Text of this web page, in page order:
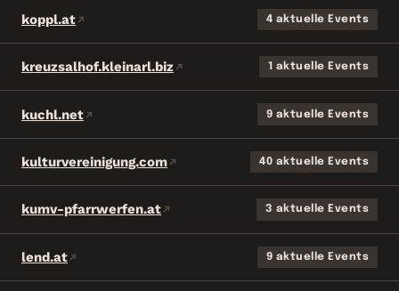
koppl.at 4 aktuelle Events
kreuzsalhof.kleinarl.biz 1 aktuelle Events
kuchl.net 9 aktuelle Events
kulturvereinigung.com 40 aktuelle Events
kumv-pfarrwerfen.at 3 aktuelle Events
lend.at 9 aktuelle Events